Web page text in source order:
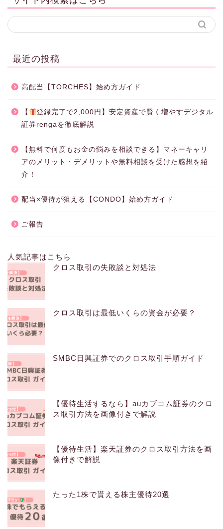
最近の投稿
高配当【TORCHES】始め方ガイド
【
登録完了で2,000円】安定資産で賢く増やすデジタル
証券rengaを徹底解説
【無料で何度もお金の悩みを相談できる】マネーキャリ
アのメリット・デメリットや無料相談を受けた感想を紹
介！
配当×優待が狙える【CONDO】始め方ガイド
ご報告
人気記事はこちら
クロス取引の失敗談と対処法
クロス取引は最低いくらの資金が必要？
SMBC日興証券でのクロス取引手順ガイド
【優待生活するなら】auカブコム証券のクロ
ス取引方法を画像付きで解説
【優待生活】楽天証券のクロス取引方法を画
像付きで解説
たった1株で貰える株主優待20選